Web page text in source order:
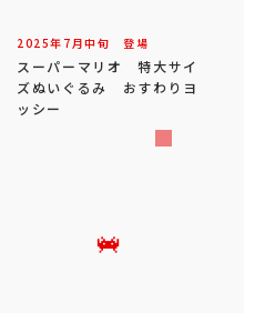
2025年 7 月中旬 登場
スーパーマリオ 特大サイ
ズぬいぐるみ おすわりヨ
ッシー